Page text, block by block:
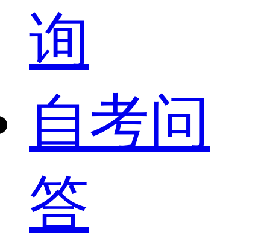
询
自考问
答